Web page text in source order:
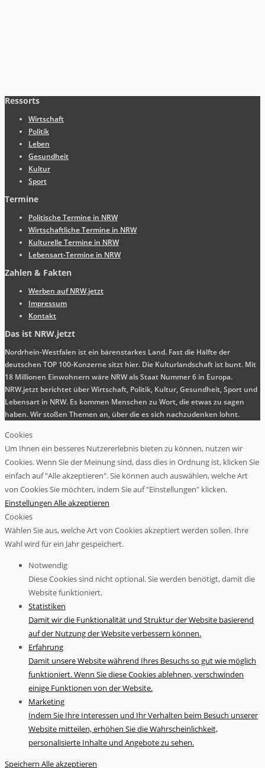
Ressorts
Wirtschaft
Politik
Leben
Gesundheit
Kultur
Sport
Termine
Politische Termine in NRW
Wirtschaftliche Termine in NRW
Kulturelle Termine in NRW
Lebensart-Termine in NRW
Zahlen & Fakten
Werben auf NRW.jetzt
Impressum
Kontakt
Das ist NRW.jetzt
Nordrhein-Westfalen ist ein bärenstarkes Land. Fast die Hälfte der
deutschen TOP 100-Konzerne sitzt hier. Die Kulturlandschaft ist bunt. Mit
18 Millionen Einwohnern wäre NRW als Staat Nummer 6 in Europa.
NRW.jetzt berichtet über Wirtschaft, Politik, Kultur, Gesundheit, Sport und
Lebensart in NRW. Es kommen Menschen zu Wort, die etwas zu sagen
haben. Wir stoßen Themen an, über die es sich nachzudenken lohnt.
Cookies
Um Ihnen ein besseres Nutzererlebnis bieten zu können, nutzen wir
Cookies. Wenn Sie der Meinung sind, dass dies in Ordnung ist, klicken Sie
einfach auf "Alle akzeptieren". Sie können auch auswählen, welche Art
von Cookies Sie möchten, indem Sie auf "Einstellungen" klicken.
Einstellungen Alle akzeptieren
Cookies
Wählen Sie aus, welche Art von Cookies akzeptiert werden sollen. Ihre
Wahl wird für ein Jahr gespeichert.
Notwendig
Diese Cookies sind nicht optional. Sie werden benötigt, damit die
Website funktioniert.
Statistiken
Damit wir die Funktionalität und Struktur der Website basierend
auf der Nutzung der Website verbessern können.
Erfahrung
Damit unsere Website während Ihres Besuchs so gut wie möglich
funktioniert. Wenn Sie diese Cookies ablehnen, verschwinden
einige Funktionen von der Website.
Marketing
Indem Sie Ihre Interessen und Ihr Verhalten beim Besuch unserer
Website mitteilen, erhöhen Sie die Wahrscheinlichkeit,
personalisierte Inhalte und Angebote zu sehen.
Speichern Alle akzeptieren